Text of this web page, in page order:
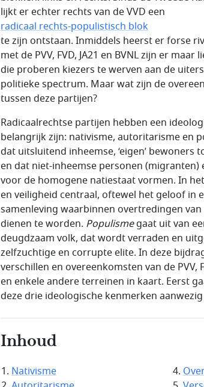
lijkt er echter rechts van de VVD een
radicaal rechts-populistisch blok
te zijn ontstaan. Inmiddels heerst er forse
met de PVV, FVD, JA21 en BVNL zijn er
die proberen kiezers te werven aan de
politieke spectrum. Maar wat zijn de
tussen deze partijen?
Radicaalrechtse partijen hebben een
belangrijk zijn: nativisme, autoritarisme en
dat uitsluitend inheemse, ‘eigen’ bewoners
en dat niet-inheemse personen (migranten)
voor de homogene natiestaat vormen. In het
en veiligheid centraal, oftewel het geloof in
samenleving waarbinnen overtredingen
dienen te worden. Populismegaat uit van
deugdzaam volk, dat wordt verraden en
zelfzuchtige en corrupte elite. In deze
verschillen en overeenkomsten van de PVV,
en enkele andere terreinen in kaart. Eerst
deze drie ideologische kenmerken
Inhoud
Nativisme